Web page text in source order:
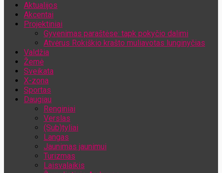
Aktualijos
Akcentai
Projektiniai
Gyvenimas paraštėse: tapk pokyčio dalimi
Atvėrus Rokiškio krašto muliavotas lunginyčias
Valdžia
Žemė
Sveikata
X-zona
Sportas
Daugiau
Renginiai
Verslas
(Sub)tyliai
Langas
Jaunimas jaunimui
Turizmas
Laisvalaikis